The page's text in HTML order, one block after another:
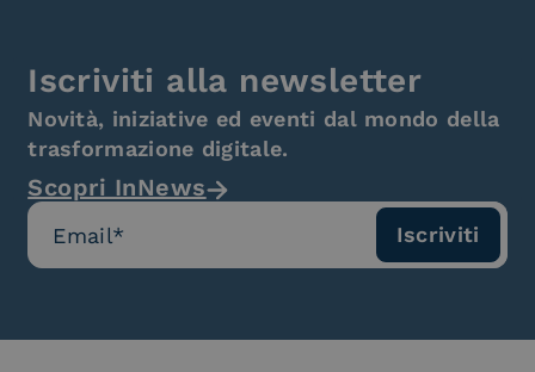
Iscriviti alla newsletter
Novità, iniziative ed eventi dal mondo della
trasformazione digitale.
Scopri InNews